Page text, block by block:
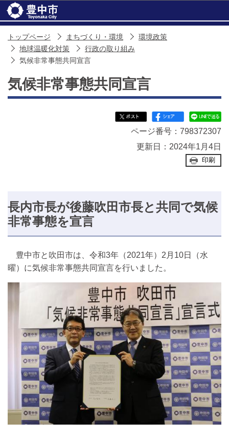
トップページ まちづくり・環境
環境政策
地球温暖化対策
行政の取り組み
気候非常事態共同宣言
気候非常事態共同宣言
ページ番号：798372307
更新日：2024年1月4日
印刷
長内市長が後藤吹田市長と共同で気候
非常事態を宣言
豊中市と吹田市は、令和3年（2021年）2月10日（水
曜）に気候非常事態共同宣言を行いました。